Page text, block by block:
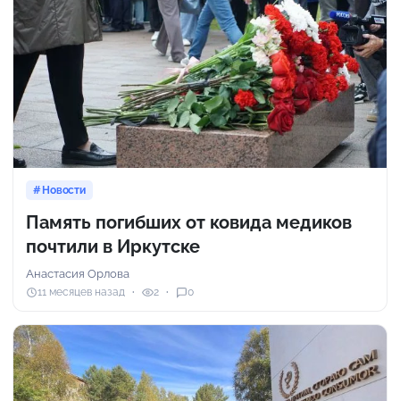
Новости
Память погибших от ковида медиков
почтили в Иркутске
Анастасия Орлова
11 месяцев назад 2 0